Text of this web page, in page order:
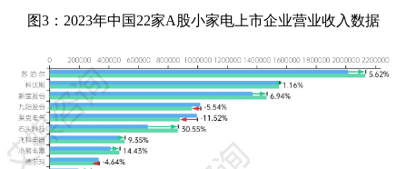
图3：2023年中国22家A股小家电上市企业营业收入数据